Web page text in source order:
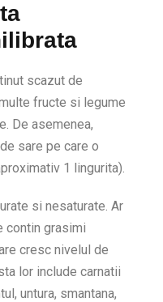
scazut de
fructe si legume
De asemenea,
sare pe care o
1 lingurita).
si nesaturate. Ar
contin grasimi
cresc nivelul de
lor include carnatii
untura, smantana,